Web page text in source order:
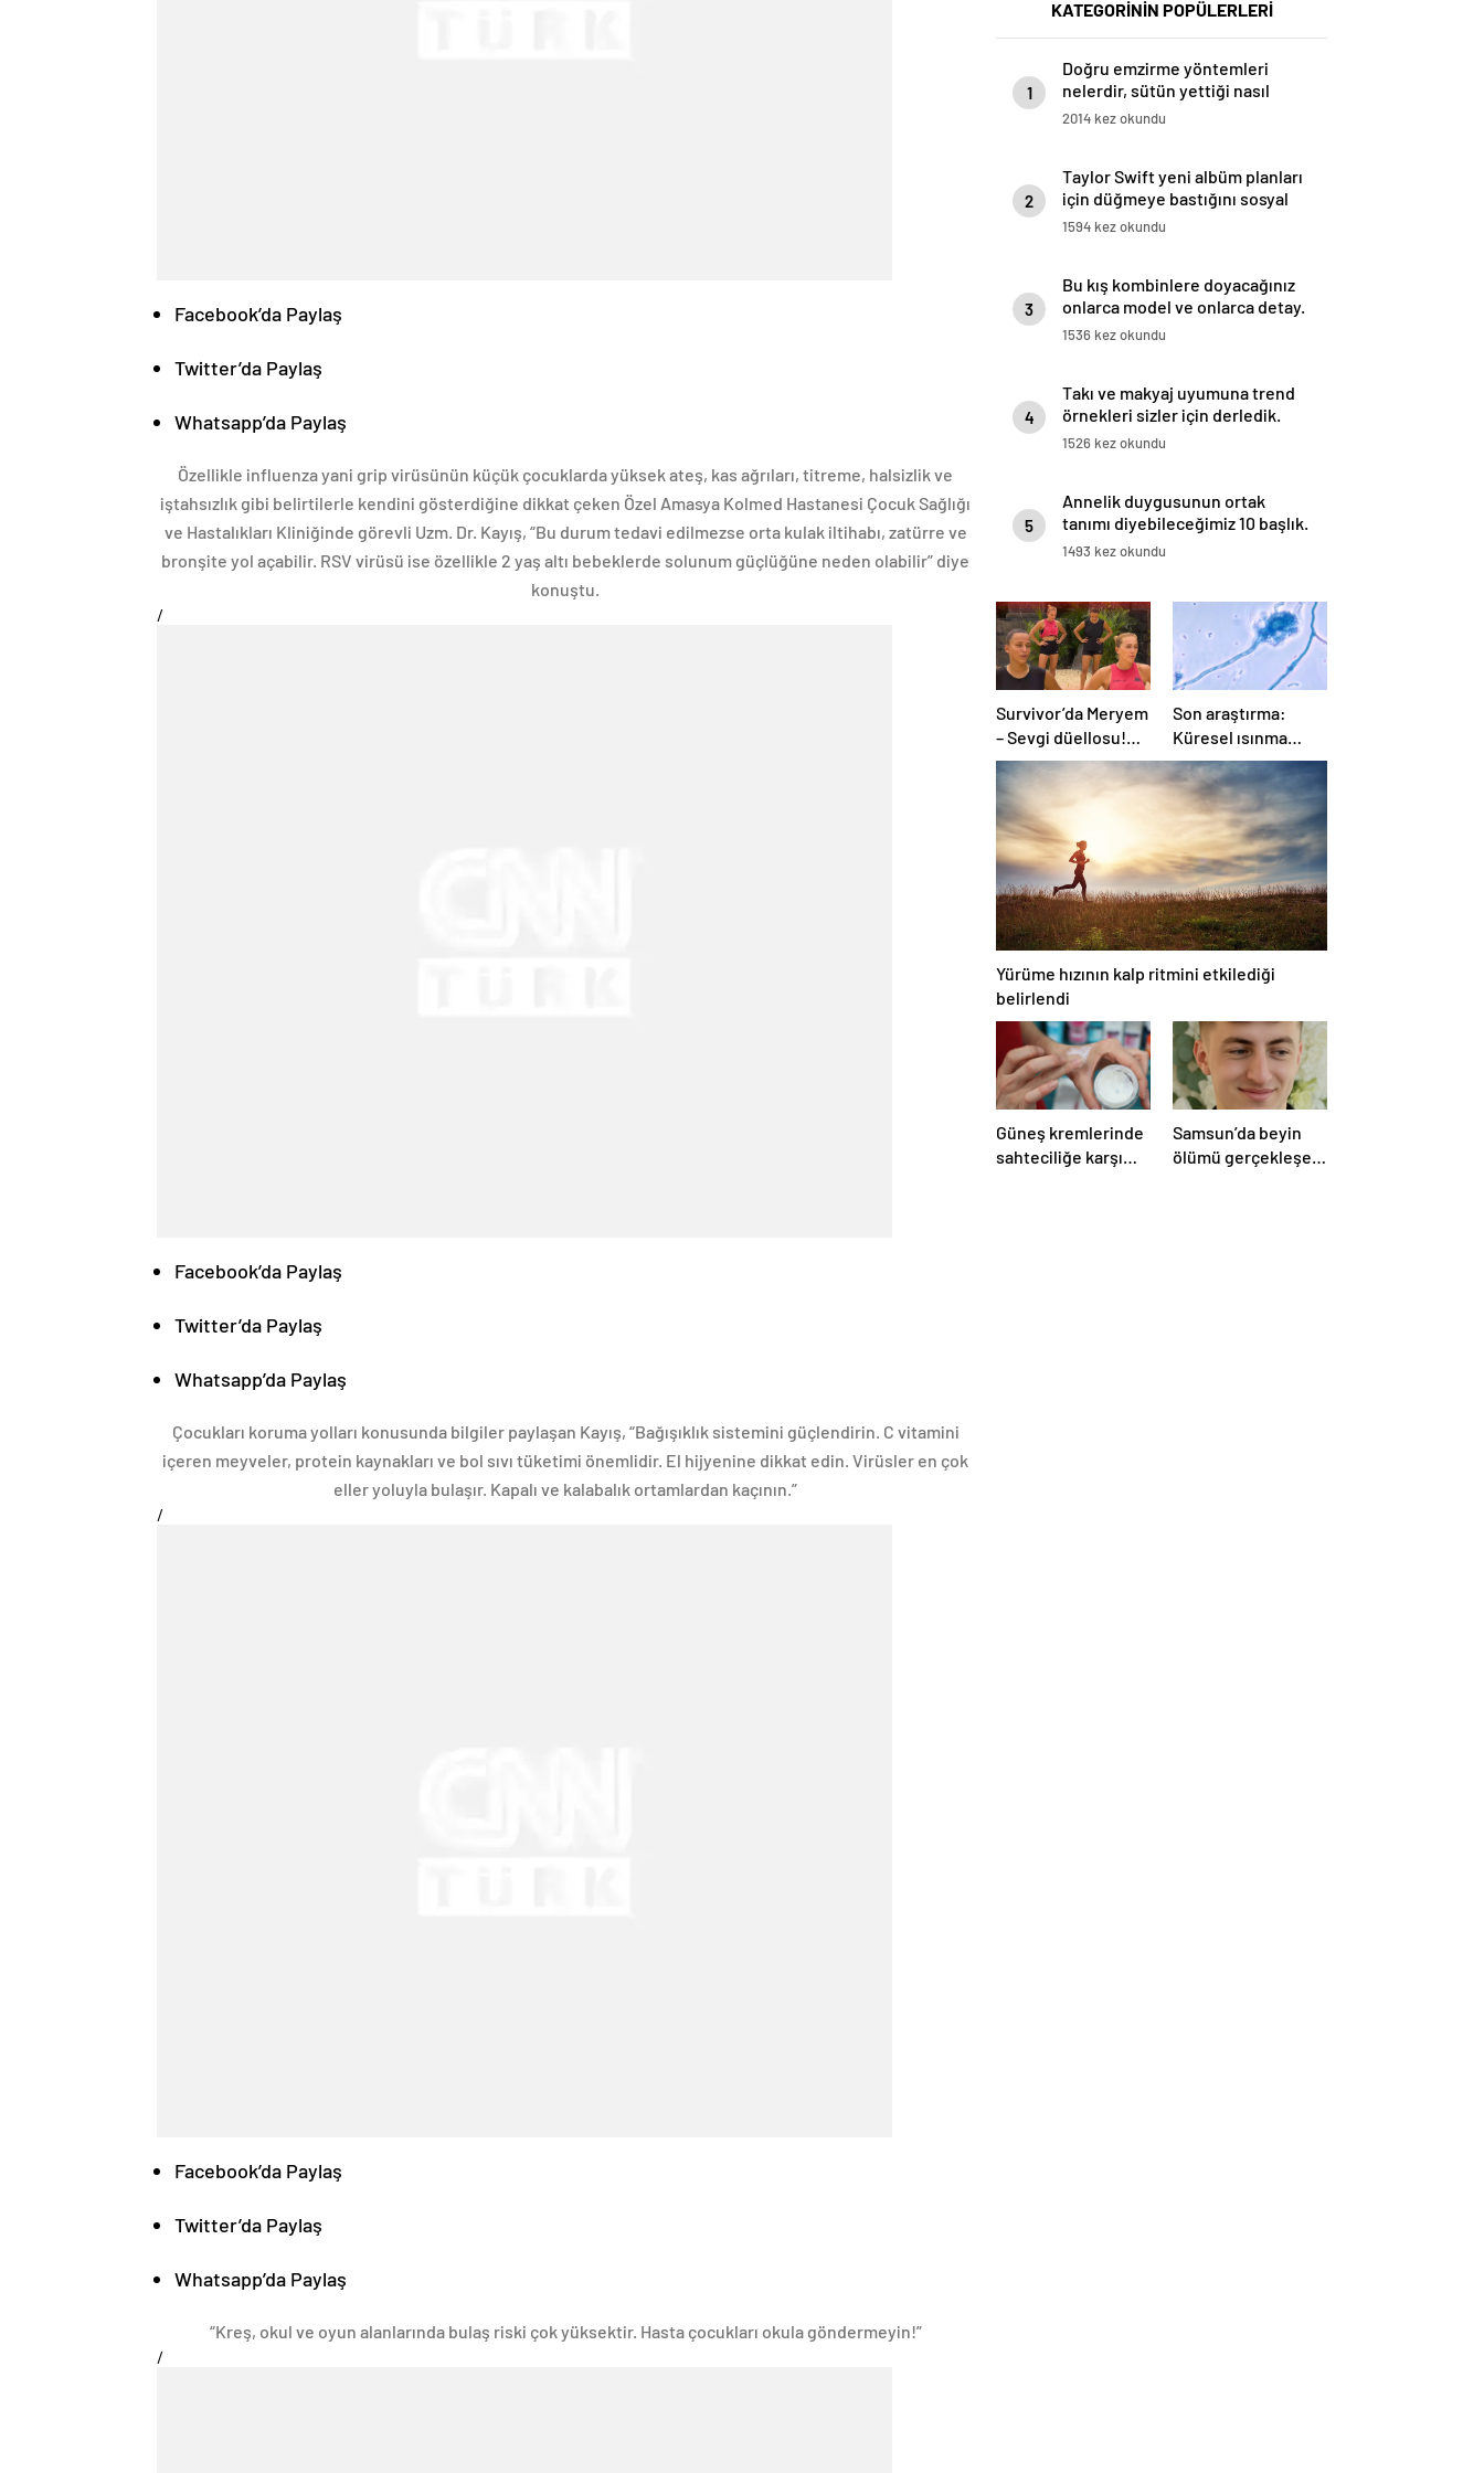
Facebook’da Paylaş
Twitter’da Paylaş
Whatsapp’da Paylaş
Özellikle influenza yani grip virüsünün küçük çocuklarda yüksek ateş, kas ağrıları, titreme, halsizlik ve
iştahsızlık gibi belirtilerle kendini gösterdiğine dikkat çeken Özel Amasya Kolmed Hastanesi Çocuk Sağlığı
ve Hastalıkları Kliniğinde görevli Uzm. Dr. Kayış, “Bu durum tedavi edilmezse orta kulak iltihabı, zatürre ve
bronşite yol açabilir. RSV virüsü ise özellikle 2 yaş altı bebeklerde solunum güçlüğüne neden olabilir” diye
konuştu.
/
Facebook’da Paylaş
Twitter’da Paylaş
Whatsapp’da Paylaş
Çocukları koruma yolları konusunda bilgiler paylaşan Kayış, “Bağışıklık sistemini güçlendirin. C vitamini
içeren meyveler, protein kaynakları ve bol sıvı tüketimi önemlidir. El hijyenine dikkat edin. Virüsler en çok
eller yoluyla bulaşır. Kapalı ve kalabalık ortamlardan kaçının.”
/
Facebook’da Paylaş
Twitter’da Paylaş
Whatsapp’da Paylaş
“Kreş, okul ve oyun alanlarında bulaş riski çok yüksektir. Hasta çocukları okula göndermeyin!”
/
KATEGORİNİN POPÜLERLERİ
1
Doğru emzirme yöntemleri
nelerdir, sütün yettiği nasıl
anlaşılır?
2014 kez okundu
2
Taylor Swift yeni albüm planları
için düğmeye bastığını sosyal
medyadan duyurdu!
1594 kez okundu
3
Bu kış kombinlere doyacağınız
onlarca model ve onlarca detay.
1536 kez okundu
4
Takı ve makyaj uyumuna trend
örnekleri sizler için derledik.
1526 kez okundu
5
Annelik duygusunun ortak
tanımı diyebileceğimiz 10 başlık.
1493 kez okundu
Survivor’da Meryem
– Sevgi düellosu!
Yağmur’un rakibi
belli oldu
Son araştırma:
Küresel ısınma
ölümcül mantar
hastalığını yayabilir
Yürüme hızının kalp ritmini etkilediği
belirlendi
Güneş kremlerinde
sahteciliğe karşı
Samsun’da beyin
ölümü gerçekleşen